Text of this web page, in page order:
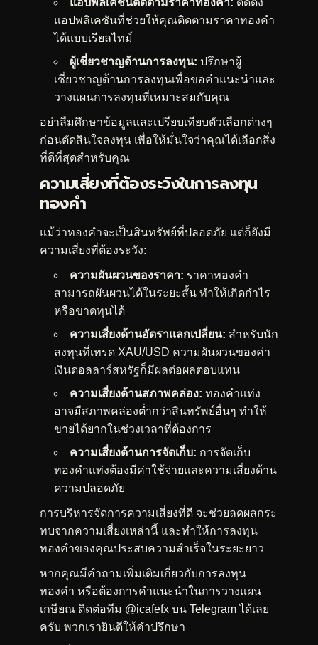
แอปพลิเคชันติดตามราคาทองคำ: ติดตั้ง
แอปพลิเคชันที่ช่วยให้คุณติดตามราคาทองคำ
ได้แบบเรียลไทม์
ผู้เชี่ยวชาญด้านการลงทุน: ปรึกษาผู้
เชี่ยวชาญด้านการลงทุนเพื่อขอคำแนะนำและ
วางแผนการลงทุนที่เหมาะสมกับคุณ
อย่าลืมศึกษาข้อมูลและเปรียบเทียบตัวเลือกต่างๆ
ก่อนตัดสินใจลงทุน เพื่อให้มั่นใจว่าคุณได้เลือกสิ่ง
ที่ดีที่สุดสำหรับคุณ
ความเสี่ยงที่ต้องระวังในการลงทุน
ทองคำ
แม้ว่าทองคำจะเป็นสินทรัพย์ที่ปลอดภัย แต่ก็ยังมี
ความเสี่ยงที่ต้องระวัง:
ความผันผวนของราคา: ราคาทองคำ
สามารถผันผวนได้ในระยะสั้น ทำให้เกิดกำไร
หรือขาดทุนได้
ความเสี่ยงด้านอัตราแลกเปลี่ยน: สำหรับนัก
ลงทุนที่เทรด XAU/USD ความผันผวนของค่า
เงินดอลลาร์สหรัฐก็มีผลต่อผลตอบแทน
ความเสี่ยงด้านสภาพคล่อง: ทองคำแท่ง
อาจมีสภาพคล่องต่ำกว่าสินทรัพย์อื่นๆ ทำให้
ขายได้ยากในช่วงเวลาที่ต้องการ
ความเสี่ยงด้านการจัดเก็บ: การจัดเก็บ
ทองคำแท่งต้องมีค่าใช้จ่ายและความเสี่ยงด้าน
ความปลอดภัย
การบริหารจัดการความเสี่ยงที่ดี จะช่วยลดผลกระ
ทบจากความเสี่ยงเหล่านี้ และทำให้การลงทุน
ทองคำของคุณประสบความสำเร็จในระยะยาว
หากคุณมีคำถามเพิ่มเติมเกี่ยวกับการลงทุน
ทองคำ หรือต้องการคำแนะนำในการวางแผน
เกษียณ ติดต่อทีม @icafefx บน Telegram ได้เลย
ครับ พวกเรายินดีให้คำปรึกษา